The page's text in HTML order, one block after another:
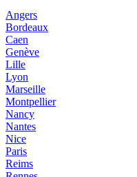
Angers
Bordeaux
Caen
Genève
Lille
Lyon
Marseille
Montpellier
Nancy
Nantes
Nice
Paris
Reims